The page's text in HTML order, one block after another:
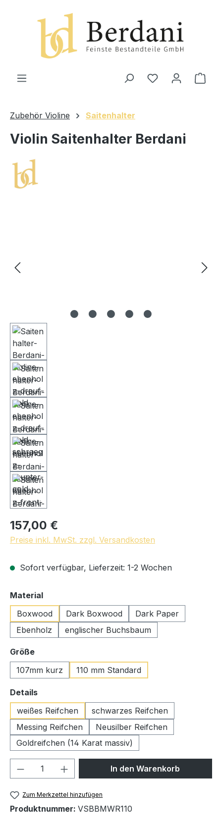
Zubehör Violine Saitenhalter
Violin Saitenhalter Berdani
157,00 €
Preise inkl. MwSt. zzgl. Versandkosten
Sofort verfügbar, Lieferzeit: 1-2 Wochen
Materialauswählen
Boxwood
Dark Boxwood
Dark Paper
Ebenholz
englischer Buchsbaum
Größeauswählen
107mm kurz
110 mm Standard
Detailsauswählen
weißes Reifchen
schwarzes Reifchen
Messing Reifchen
Neusilber Reifchen
Goldreifchen (14 Karat massiv)
Produkt Anzahl: Gib denIn den Warenkorb
Zum Merkzettel hinzufügen
Produktnummer: VSBBMWR110